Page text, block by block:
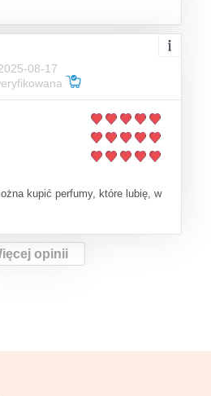
08-17
kupić perfumy, które lubię, w
opinii